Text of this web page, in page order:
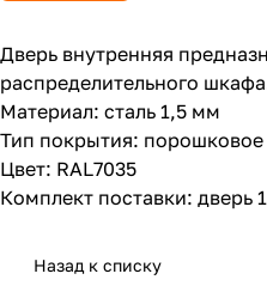
Дверь внутренняя
распределительного
Материал: сталь 1,5 мм
Тип покрытия:
Цвет: RAL7035
Комплект поставки: дверь
Назад к списку